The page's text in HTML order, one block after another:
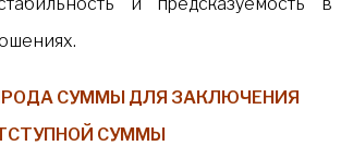
СУММЫ ДЛЯ ЗАКЛЮЧЕНИЯ
СУММЫ